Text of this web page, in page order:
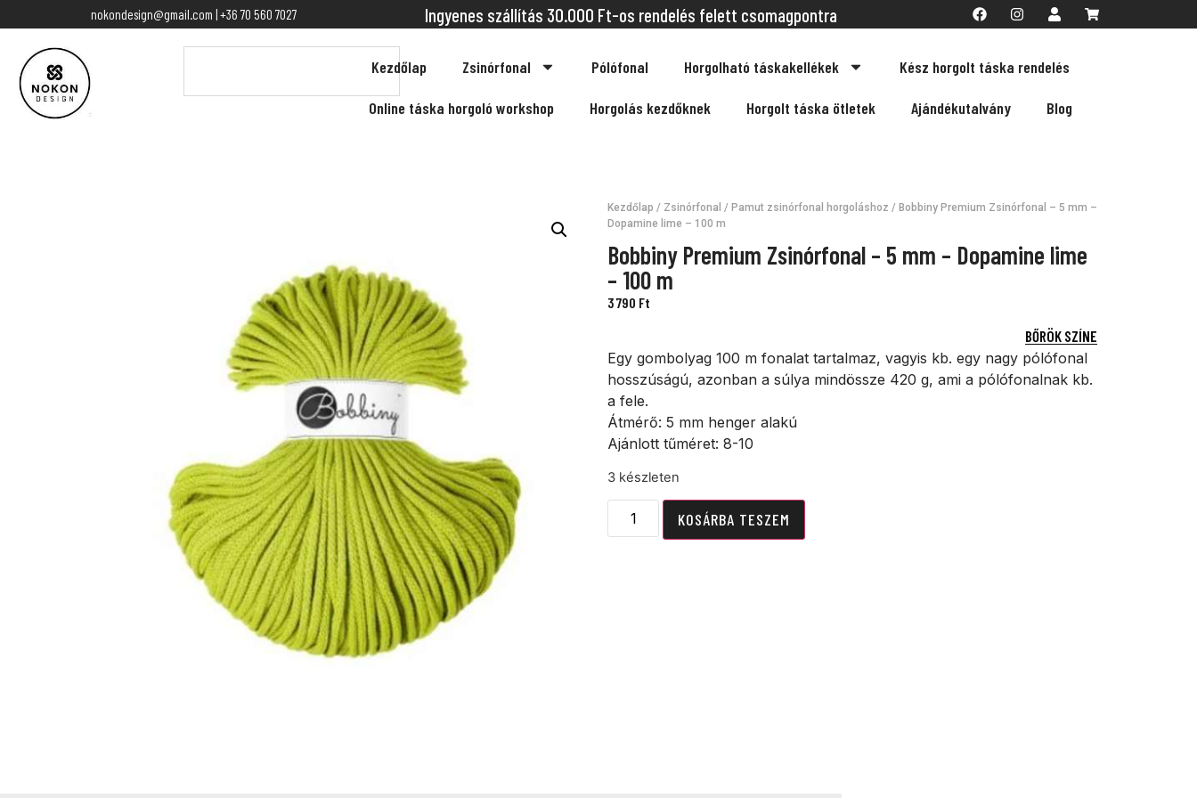
nokondesign@gmail.com | +36 70 560 7027 Ingyenes szállítás 30.000 Ft-os rendelés felett csomagpontra
Kezdőlap Zsinórfonal Pólófonal Horgolható táskakellékek Kész horgolt táska rendelés
Online táska horgoló workshop Horgolás kezdőknek Horgolt táska ötletek Ajándékutalvány Blog
Kezdőlap / Zsinórfonal / Pamut zsinórfonal horgoláshoz / Bobbiny Premium Zsinórfonal – 5 mm –
Dopamine lime – 100 m
Bobbiny Premium Zsinórfonal – 5 mm – Dopamine lime
– 100 m
3 790 Ft
BŐRÖK SZÍNE
Egy gombolyag 100 m fonalat tartalmaz, vagyis kb. egy nagy pólófonal
hosszúságú, azonban a súlya mindössze 420 g, ami a pólófonalnak kb.
a fele.
Átmérő: 5 mm henger alakú
Ajánlott tűméret: 8-10
3 készleten
KOSÁRBA TESZEM